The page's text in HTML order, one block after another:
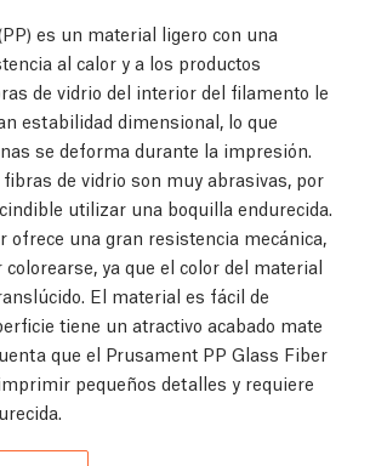
es un material ligero con una
al calor y a los productos
de vidrio del interior del filamento le
estabilidad dimensional, lo que
se deforma durante la impresión.
de vidrio son muy abrasivas, por
utilizar una boquilla endurecida.
ofrece una gran resistencia mecánica,
colorearse, ya que el color del material
El material es fácil de
tiene un atractivo acabado mate
que el Prusament PP Glass Fiber
pequeños detalles y requiere